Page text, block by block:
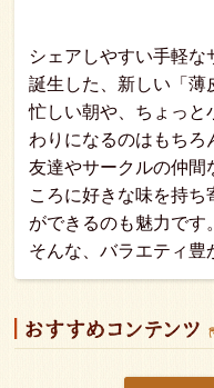
シェアしやすい手軽な
誕生した、新しい「薄
忙しい朝や、ちょっと
わりになるのはもちろ
友達やサークルの仲間
ころに好きな味を持ち
ができるのも魅力です。
そんな、バラエティ豊